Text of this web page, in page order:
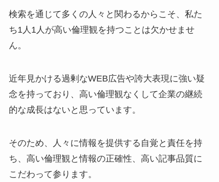
検索を通じて多くの人々と関わるからこそ、私た
ち1人1人が高い倫理観を持つことは欠かせませ
ん。
近年見かける過剰なWEB広告や誇大表現に強い疑
念を持っており、高い倫理観なくして企業の継続
的な成長はないと思っています。
そのため、人々に情報を提供する自覚と責任を持
ち、高い倫理観と情報の正確性、高い記事品質に
こだわって参ります。